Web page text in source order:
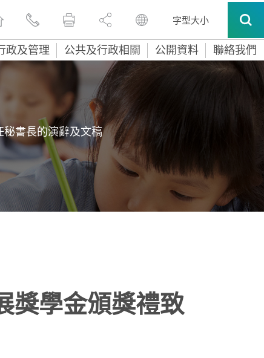
字型大小
政及管理 公共及行政相關 公開資料 聯絡我們
秘書長的演辭及文稿
獎學金頒獎禮致